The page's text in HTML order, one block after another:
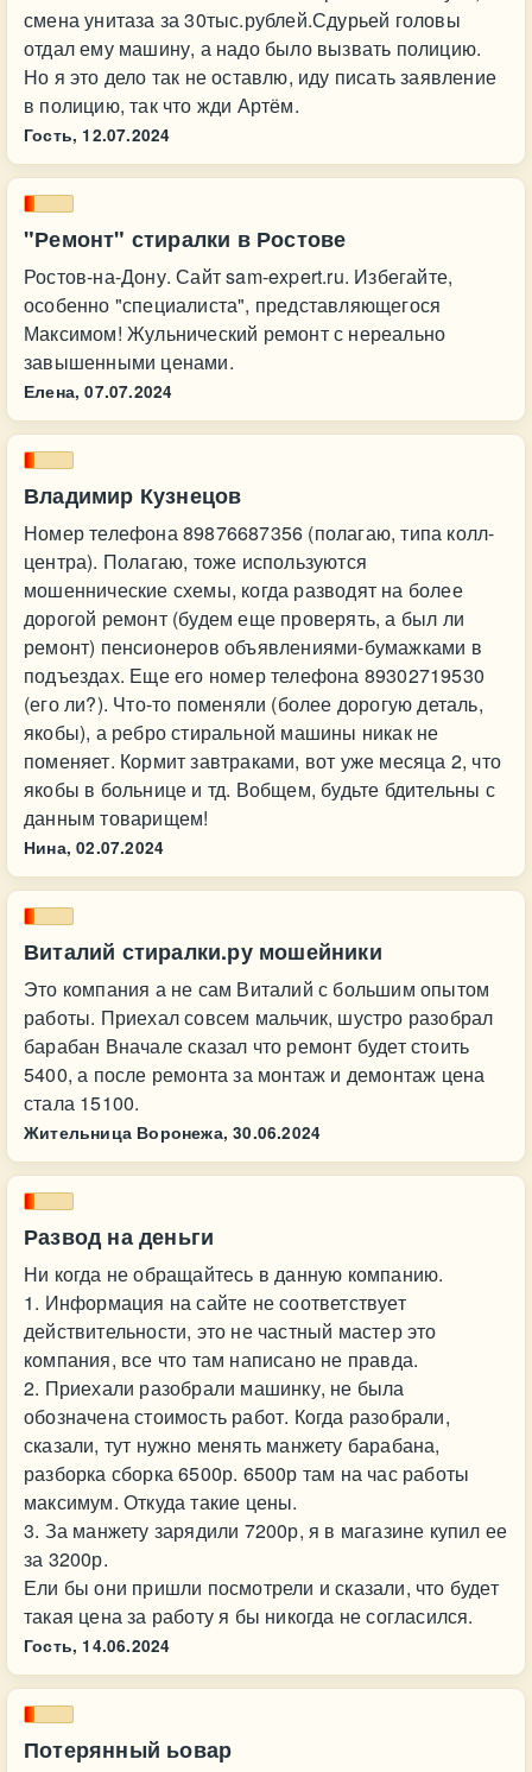
смена унитаза за 30тыс.рублей.Сдурьей головы
отдал ему машину, а надо было вызвать полицию.
Но я это дело так не оставлю, иду писать заявление
в полицию, так что жди Артём.
Гость, 12.07.2024
"Ремонт" стиралки в Ростове
Ростов-на-Дону. Сайт sam-expert.ru. Избегайте,
особенно "специалиста", представляющегося
Максимом! Жульнический ремонт с нереально
завышенными ценами.
Елена, 07.07.2024
Владимир Кузнецов
Номер телефона 89876687356 (полагаю, типа колл-
центра). Полагаю, тоже используются
мошеннические схемы, когда разводят на более
дорогой ремонт (будем еще проверять, а был ли
ремонт) пенсионеров объявлениями-бумажками в
подъездах. Еще его номер телефона 89302719530
(его ли?). Что-то поменяли (более дорогую деталь,
якобы), а ребро стиральной машины никак не
поменяет. Кормит завтраками, вот уже месяца 2, что
якобы в больнице и тд. Вобщем, будьте бдительны с
данным товарищем!
Нина, 02.07.2024
Виталий стиралки.ру мошейники
Это компания а не сам Виталий с большим опытом
работы. Приехал совсем мальчик, шустро разобрал
барабан Вначале сказал что ремонт будет стоить
5400, а после ремонта за монтаж и демонтаж цена
стала 15100.
Жительница Воронежа, 30.06.2024
Развод на деньги
Ни когда не обращайтесь в данную компанию.
1. Информация на сайте не соответствует
действительности, это не частный мастер это
компания, все что там написано не правда.
2. Приехали разобрали машинку, не была
обозначена стоимость работ. Когда разобрали,
сказали, тут нужно менять манжету барабана,
разборка сборка 6500р. 6500р там на час работы
максимум. Откуда такие цены.
3. За манжету зарядили 7200р, я в магазине купил ее
за 3200р.
Ели бы они пришли посмотрели и сказали, что будет
такая цена за работу я бы никогда не согласился.
Гость, 14.06.2024
Потерянный ьовар